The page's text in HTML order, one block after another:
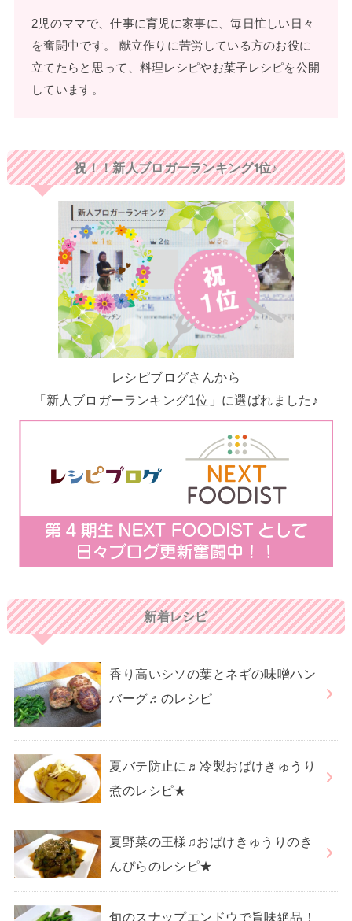
2児のママで、仕事に育児に家事に、毎日忙しい日々
を奮闘中です。 献立作りに苦労している方のお役に
立てたらと思って、料理レシピやお菓子レシピを公開
しています。
祝！！新人ブロガーランキング1位♪
レシピブログさんから
「新人ブロガーランキング1位」に選ばれました♪
新着レシピ
香り高いシソの葉とネギの味噌ハン
バーグ♬のレシピ
夏バテ防止に♬冷製おばけきゅうり
煮のレシピ★
夏野菜の王様♫おばけきゅうりのき
んぴらのレシピ★
旬のスナップエンドウで旨味絶品！